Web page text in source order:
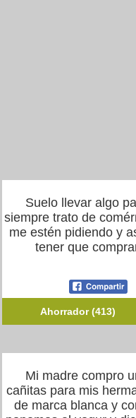
Suelo llevar algo
siempre trato de
me estén pidiendo y
tener que
Ahorrador (413)
Mi madre compro
cañitas para mis
de marca blanca y